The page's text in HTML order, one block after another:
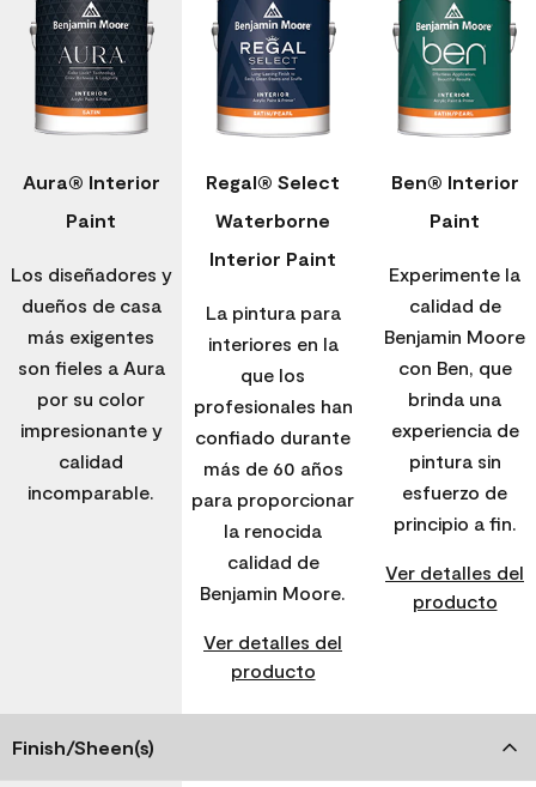
Aura® Interior
Paint
Los diseñadores y
dueños de casa
más exigentes
son fieles a Aura
por su color
impresionante y
calidad
incomparable.
Regal® Select
Waterborne
Interior Paint
La pintura para
interiores en la
que los
profesionales han
confiado durante
más de 60 años
para proporcionar
la renocida
calidad de
Benjamin Moore.
Ver detalles del
producto
Ben® Interior
Paint
Experimente la
calidad de
Benjamin Moore
con Ben, que
brinda una
experiencia de
pintura sin
esfuerzo de
principio a fin.
Ver detalles del
producto
Finish/Sheen(s)